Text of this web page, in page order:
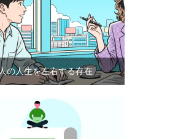
の人生を左右する存在